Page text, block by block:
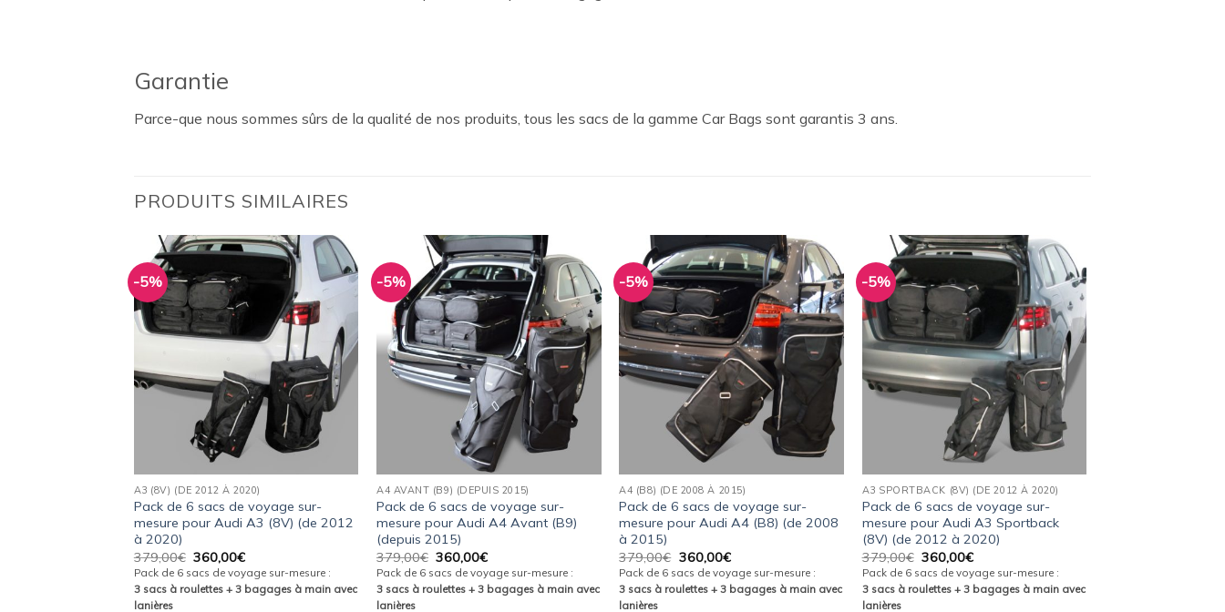
Garantie
Parce-que nous sommes sûrs de la qualité de nos produits, tous les sacs de la gamme Car Bags sont garantis 3 ans.
PRODUITS SIMILAIRES
-5%
Ajouter
à la
wishlist
A3 (8V) (DE 2012 À 2020)
Pack de 6 sacs de voyage sur-
mesure pour Audi A3 (8V) (de 2012
à 2020)
379,00€ Le
prix
initial
était :
360,00€Le
prix
actuel
est :
Pack de 6 sacs de voyage sur-mesure :
3 sacs à roulettes + 3 bagages à main avec
lanières
-5%
Ajouter
à la
wishlist
A4 AVANT (B9) (DEPUIS 2015)
Pack de 6 sacs de voyage sur-
mesure pour Audi A4 Avant (B9)
(depuis 2015)
379,00€ Le
prix
initial
était :
360,00€Le
prix
actuel
est :
Pack de 6 sacs de voyage sur-mesure :
3 sacs à roulettes + 3 bagages à main avec
lanières
-5%
Ajouter
à la
wishlist
A4 (B8) (DE 2008 À 2015)
Pack de 6 sacs de voyage sur-
mesure pour Audi A4 (B8) (de 2008
à 2015)
379,00€ Le
prix
initial
était :
360,00€Le
prix
actuel
est :
Pack de 6 sacs de voyage sur-mesure :
3 sacs à roulettes + 3 bagages à main avec
lanières
-5%
Ajouter
à la
wishlist
A3 SPORTBACK (8V) (DE 2012 À 2020)
Pack de 6 sacs de voyage sur-
mesure pour Audi A3 Sportback
(8V) (de 2012 à 2020)
379,00€ Le
prix
initial
était :
360,00€Le
prix
actuel
est :
Pack de 6 sacs de voyage sur-mesure :
3 sacs à roulettes + 3 bagages à main avec
lanières